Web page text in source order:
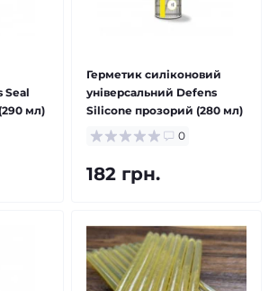
Seal
мл)
Герметик силіконовий
універсальний Defens
Silicone прозорий (280 мл)
0
182 грн.